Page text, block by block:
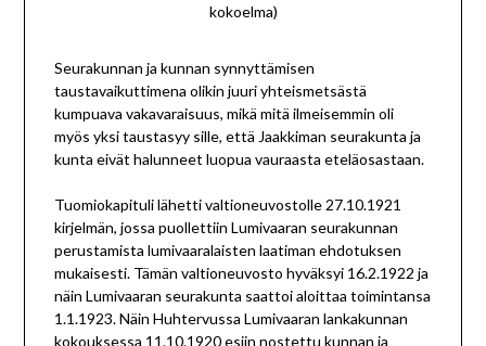
kokoelma)
Seurakunnan ja kunnan synnyttämisen
taustavaikuttimena olikin juuri yhteismetsästä
kumpuava vakavaraisuus, mikä mitä ilmeisemmin oli
myös yksi taustasyy sille, että Jaakkiman seurakunta ja
kunta eivät halunneet luopua vauraasta eteläosastaan.
Tuomiokapituli lähetti valtioneuvostolle 27.10.1921
kirjelmän, jossa puollettiin Lumivaaran seurakunnan
perustamista lumivaaralaisten laatiman ehdotuksen
mukaisesti. Tämän valtioneuvosto hyväksyi 16.2.1922 ja
näin Lumivaaran seurakunta saattoi aloittaa toimintansa
1.1.1923. Näin Huhtervussa Lumivaaran lankakunnan
kokouksessa 11.10.1920 esiin nostettu kunnan ja